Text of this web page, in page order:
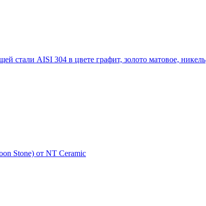
стали AISI 304 в цвете графит, золото матовое, никель
Stone) от NT Ceramic